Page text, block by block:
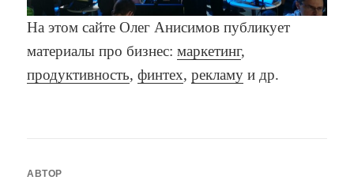
На этом сайте Олег Анисимов публикует
материалы про бизнес:маркетинг,
продуктивность,финтех,рекламу и др.
АВТОР